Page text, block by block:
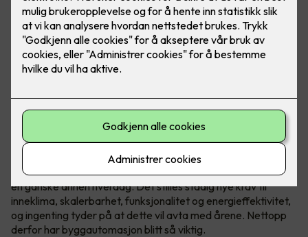
Høye strømpriser, og stadig større fokus på
energibesparelse, har gjort at flere norske bedrifter har fått
en ganske annen hverdag. Det stilles stadig nye krav til
inneklima, skalerbarhet, funksjonalitet og energieffektivitet,
og ingenting tyder på at dette vil avta med årene. Nettopp
derfor har byggautomasjon blitt så viktig.